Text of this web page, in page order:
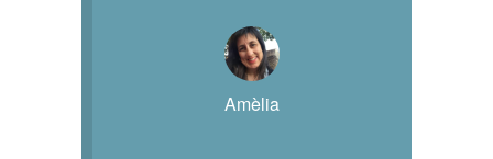
Amèlia